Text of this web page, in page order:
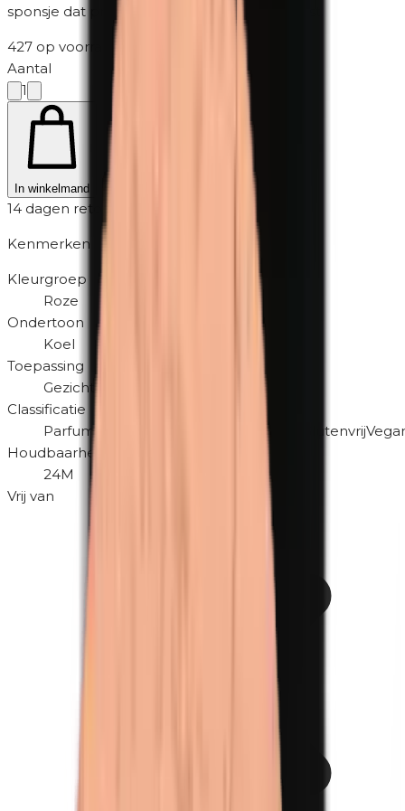
sponsje dat precies in het compartiment past.
427 op voorraad
Aantal
1
In winkelmand
14 dagen retour
Kenmerken
Kleurgroep
Roze
Ondertoon
Koel
Toepassing
Gezicht
Classificatie
Parfumvrij
Dierproefvrij Glutenvrij
Houdbaarheid na openen
24M
Vrij van